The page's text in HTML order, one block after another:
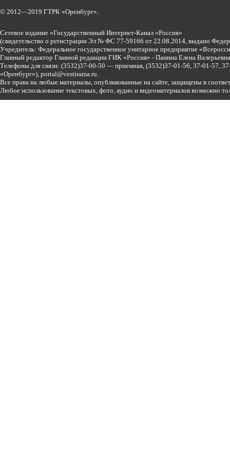
© 2012—2019 ГТРК «Оренбург».
Сетевое издание «Государственный Интернет-Канал «Россия»
(свидетельство о регистрации Эл № ФС 77-59166 от 22.08.2014, выдано
Учредитель: Федеральное государственное унитарное предприятие
Главный редактор Главной редакции ГИК «Россия» - Панина Елена
Телефоны для связи: (3532)37-00-50 — приемная, (3532)37-01-56, 37-01-57,
«Оренбург»), portal@vestirama.ru.
Все права на любые материалы, опубликованные на сайте, защищены в
Любое использование текстовых, фото, аудио и видеоматериалов возможно